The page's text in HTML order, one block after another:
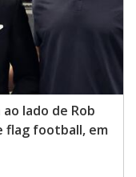
lado de Rob
flag football, em